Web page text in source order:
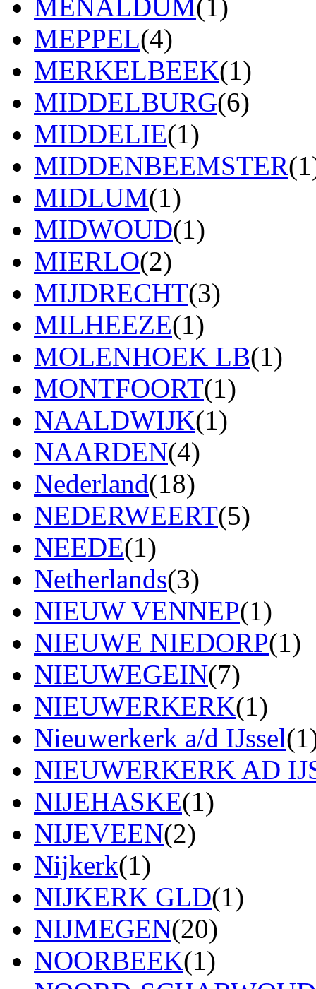
MENALDUM(1)
MEPPEL(4)
MERKELBEEK(1)
MIDDELBURG(6)
MIDDELIE(1)
MIDDENBEEMSTER
MIDLUM(1)
MIDWOUD(1)
MIERLO(2)
MIJDRECHT(3)
MILHEEZE(1)
MOLENHOEK LB(1)
MONTFOORT(1)
NAALDWIJK(1)
NAARDEN(4)
Nederland(18)
NEDERWEERT(5)
NEEDE(1)
Netherlands(3)
NIEUW VENNEP(1)
NIEUWE NIEDORP(1)
NIEUWEGEIN(7)
NIEUWERKERK(1)
Nieuwerkerk a/d IJssel
NIEUWERKERK AD
NIJEHASKE(1)
NIJEVEEN(2)
Nijkerk(1)
NIJKERK GLD(1)
NIJMEGEN(20)
NOORBEEK(1)